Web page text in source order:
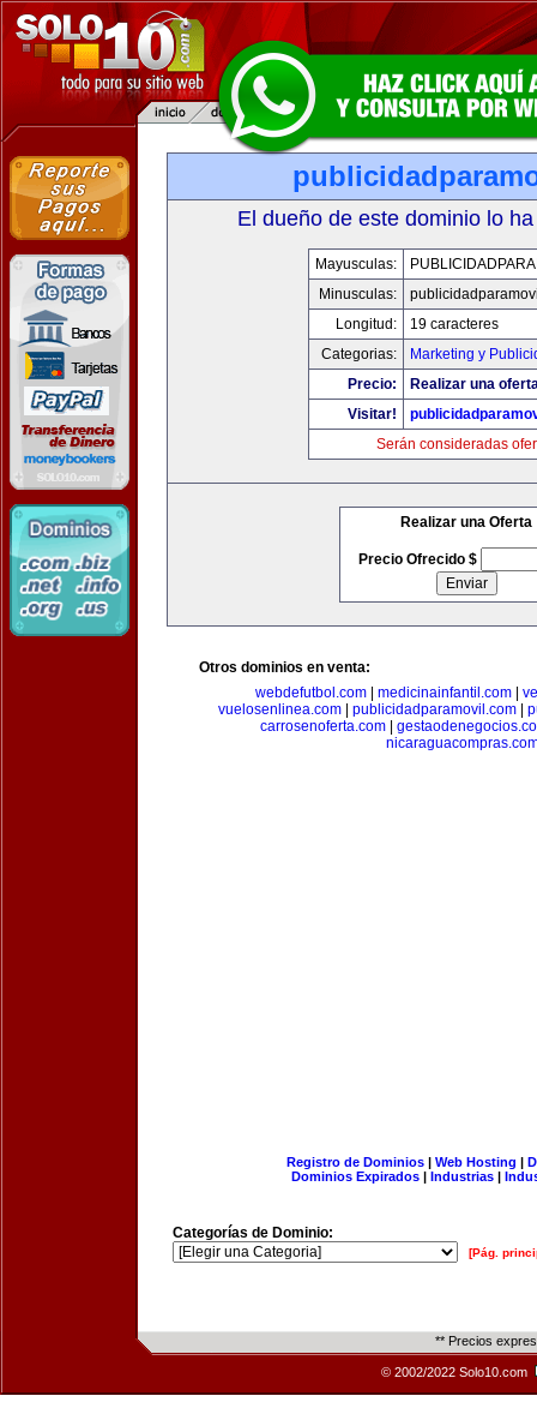
El dueño de este dominio lo
Mayusculas:
Minusculas:
Longitud:
19 caracteres
Categorias:
Marketing y
Precio:
Realizar una
Visitar!
Serán consideradas
Realizar una Oferta
Precio Ofrecido $
Otros dominios en venta:
webdefutbol.com| medicinainfantil.com|
vuelosenlinea.com
publicidadparamovil.com
carrosenoferta.com
Registro de Dominios| Web Hosting |
Dominios Expirados | Industrias |
Categorías de Dominio:
[Pág.
** Precios
© 2002/2022 Solo10.com